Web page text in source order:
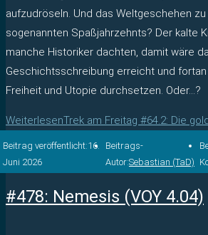
aufzudröseln. Und das Weltgeschehen
sogenannten Spaßjahrzehnts? Der kalte
manche Historiker dachten, damit wäre
Geschichtsschreibung erreicht und
Freiheit und Utopie durchsetzen. Oder…?
WeiterlesenTrek am Freitag #64.2: Die
Beitrag veröffentlicht:16.
Juni 2026
Beitrags-
Autor:Sebastian (TaD)
#478: Nemesis (VOY 4.04)